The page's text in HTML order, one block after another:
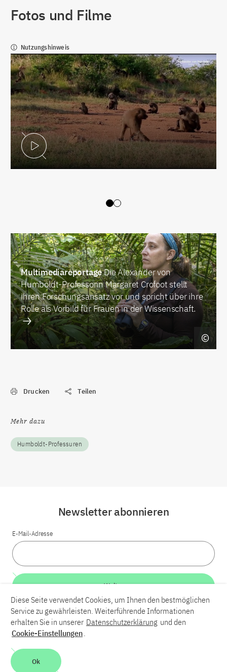
Fotos und Filme
Nutzungshinweis
Video abspielen
Slide 0
Slide 1
MultimediareportageDie Alexander von
Humboldt-Professorin Margaret Crofoot stellt
ihren Forschungsansatz vor und spricht über ihre
Rolle als Vorbild für Frauen in der Wissenschaft.
Drucken Teilen
Mehr dazu
Humboldt-Professuren
LinkedInBlueskyYouTube
Kontakt
Barrierefreiheit
Newsletter abonnieren
E-Mail-Adresse
Weiter
Diese Seite verwendet Cookies, um Ihnen den bestmöglichen
Service zu gewährleisten. Weiterführende Informationen
erhalten Sie in unserer Datenschutzerklärung und den
Cookie-Einstellungen.
Ok